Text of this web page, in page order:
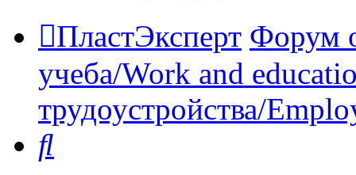
ПластЭксперт Форум
учеба/Work and
трудоустройства/